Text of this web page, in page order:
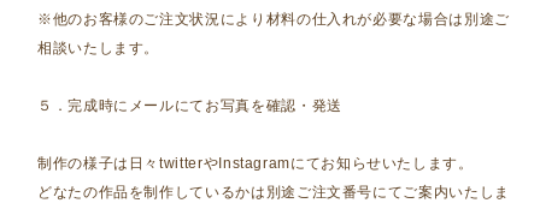
※他のお客様のご注文状況により材料の仕入れが必要な場合は別途ご
相談いたします。
５．完成時にメールにてお写真を確認・発送
制作の様子は日々twitterやInstagramにてお知らせいたします。
どなたの作品を制作しているかは別途ご注文番号にてご案内いたしま